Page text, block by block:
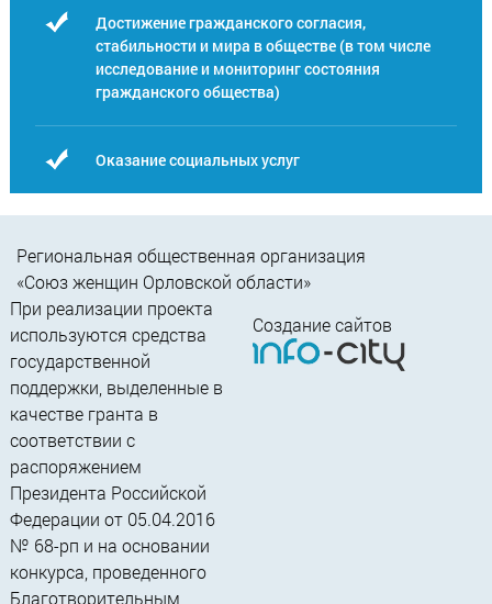
Достижение гражданского согласия,
стабильности и мира в обществе (в том числе
исследование и мониторинг состояния
гражданского общества)
Оказание социальных услуг
Региональная общественная организация
«Союз женщин Орловской области»
При реализации проекта
используются средства
государственной
поддержки, выделенные в
качестве гранта в
соответствии c
распоряжением
Президента Российской
Федерации от 05.04.2016
№ 68-рп и на основании
конкурса, проведенного
Благотворительным
Создание сайтов